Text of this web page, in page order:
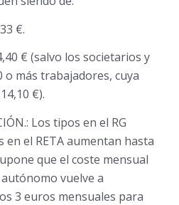
€.
€ (salvo los societarios y
más trabajadores, cuya
€).
Los tipos en el RG
el RETA aumentan hasta
que el coste mensual
vuelve a
3 euros mensuales para